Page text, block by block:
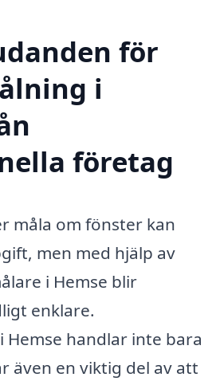
för
i
företag
måla om fönster kan
men med hjälp av
i Hemse blir
enklare.
Hemse handlar inte bara
även en viktig del av att